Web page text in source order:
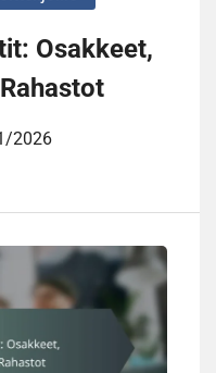
Osakkeet,
2026